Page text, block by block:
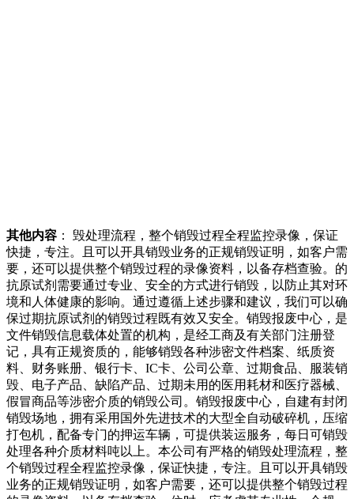
其他内容 ： 毁处理流程，整个销毁过程全程监控录像，保证
快捷，专注。且可以开具销毁业务的正规销毁证明，如客户需
要，还可以提供整个销毁过程的录像资料，以备存档查验。的
抗原试剂需要通过专业、安全的方式进行销毁，以防止其对环
境和人体健康的影响。通过遵循上述步骤和建议，我们可以确
保过期抗原试剂的销毁过程既有效又安全。销毁报废中心，是
文件销毁信息载体处置的机构，是经工商及有关部门注册登
记，具有正规资质的，能够销毁各种涉密文件档案、纸质资
料、财务账册、银行卡、IC卡、公司公章、过期食品、服装销
毁、电子产品、缺陷产品、过期未用的医用耗材和医疗器械、
假冒商品等涉密介质的销毁公司。销毁报废中心，自建有封闭
销毁场地，拥有采用国外先进技术的大型全自动破碎机，压缩
打包机，配备专门的押运车辆，可提供装运服务，每日可销毁
处理各种介质材料吨以上。本公司有严格的销毁处理流程，整
个销毁过程全程监控录像，保证快捷，专注。且可以开具销毁
业务的正规销毁证明，如客户需要，还可以提供整个销毁过程